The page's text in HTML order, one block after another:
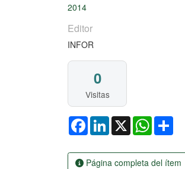
2014
Editor
INFOR
0
Visitas
FacebookLinkedIn
X WhatsApp
Página completa del ítem